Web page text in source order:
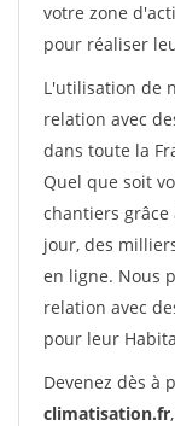
votre zone
pour réaliser
L'utilisation de
relation avec
dans toute la
Quel que soit
chantiers grâce
jour, des
en ligne. Nous
relation avec
pour leur
Devenez dès à
climatisation.fr